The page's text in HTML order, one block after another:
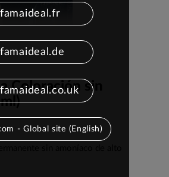
Coloración sin
sin amoníaco de alto
famaideal.fr
famaideal.de
famaideal.co.uk
- Global site (English)